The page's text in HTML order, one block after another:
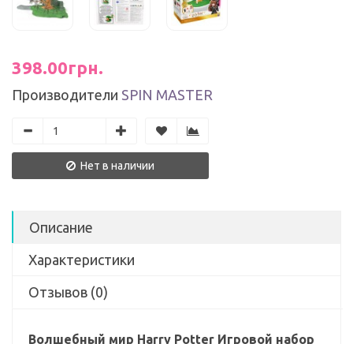
398.00грн.
Производители SPIN MASTER
Нет в наличии
Описание
Характеристики
Отзывов (0)
Волшебный мир Harry Potter Игровой набор